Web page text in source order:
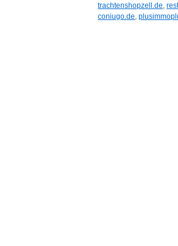
trachtenshopzell.de,
coniugo.de,